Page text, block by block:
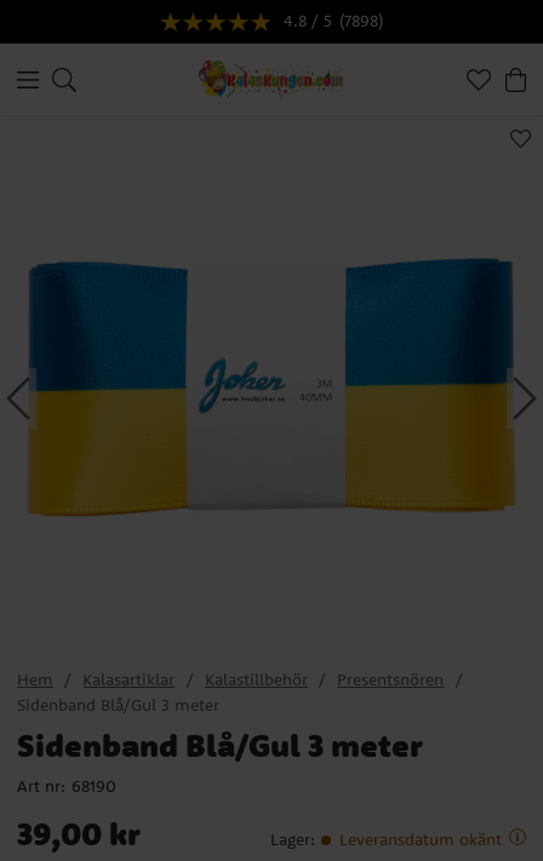
4.8 / 5 (7898)
Hem Kalasartiklar Kalastillbehör
Presentsnören
Sidenband Blå/Gul 3 meter
Sidenband Blå/Gul 3 meter
Art nr: 68190
Pris: 39,00 kr
39,00 kr Lager: Leveransdatum okänt